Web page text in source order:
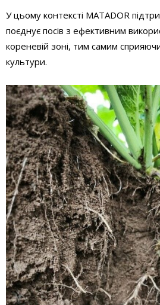
У цьому контексті MATADOR
поєднує посів з ефективним
кореневій зоні, тим самим
культури.